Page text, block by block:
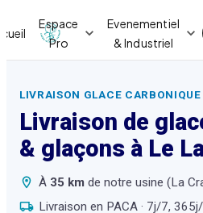
Espace
Pro
Evenementiel
& Industriel
LIVRAISON GLACE
Livraison de
& glaçons à Le
À 35 km de notre usine (La
Livraison en PACA · 7j/7,